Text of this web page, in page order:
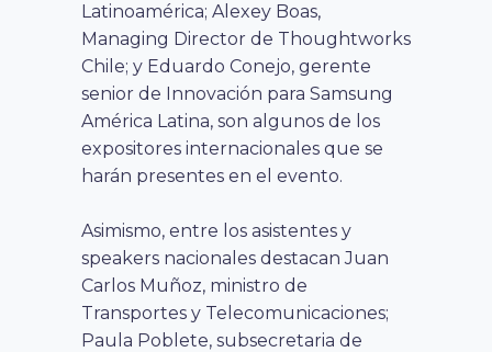
Latinoamérica; Alexey Boas,
Managing Director de Thoughtworks
Chile; y Eduardo Conejo, gerente
senior de Innovación para Samsung
América Latina, son algunos de los
expositores internacionales que se
harán presentes en el evento.
Asimismo, entre los asistentes y
speakers nacionales destacan Juan
Carlos Muñoz, ministro de
Transportes y Telecomunicaciones;
Paula Poblete, subsecretaria de